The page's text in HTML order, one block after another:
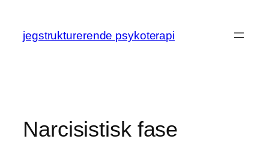
indhold
jegstrukturerende psykoterapi
Narcisistisk fase